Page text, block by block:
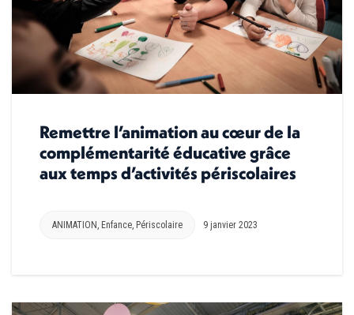
Remettre l’animation au cœur de la
complémentarité éducative grâce
aux temps d’activités périscolaires
ANIMATION , Enfance, Périscolaire 9 janvier 2023